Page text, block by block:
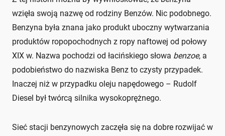
wzięła swoją nazwę od rodziny Benzów. Nic podobnego.
Benzyna była znana jako produkt uboczny wytwarzania
produktów ropopochodnych z ropy naftowej od połowy
XIX w. Nazwa pochodzi od łacińskiego słowa benzoe, a
podobieństwo do nazwiska Benz to czysty przypadek.
Inaczej niż w przypadku oleju napędowego – Rudolf
Diesel był twórcą silnika wysokoprężnego.
Sieć stacji benzynowych zaczęła się na dobre rozwijać w